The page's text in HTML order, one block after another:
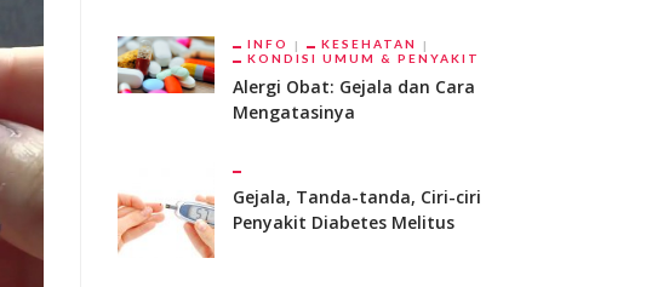
INFO
KESEHATAN
KONDISI UMUM & PENYAKIT
Alergi Obat: Gejala dan Cara
Mengatasinya
Gejala, Tanda-tanda, Ciri-ciri
Penyakit Diabetes Melitus